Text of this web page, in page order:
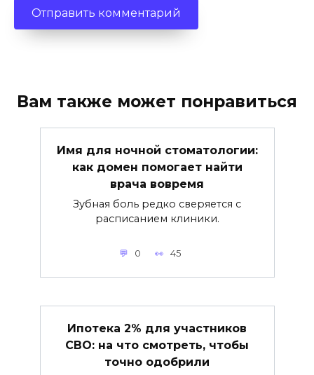
Вам также может понравиться
Имя для ночной стоматологии:
как домен помогает найти
врача вовремя
Зубная боль редко сверяется с
расписанием клиники.
0 45
Ипотека 2% для участников
СВО: на что смотреть, чтобы
точно одобрили